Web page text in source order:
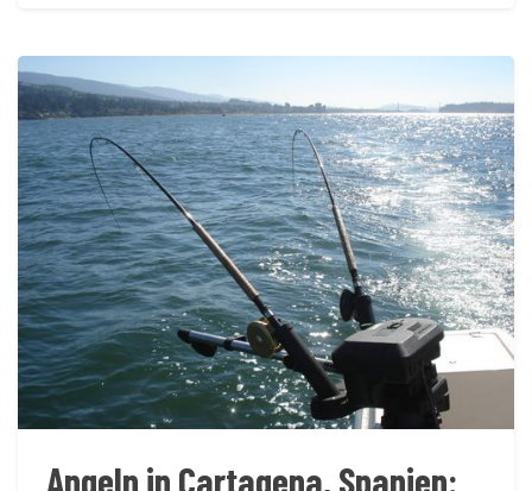
Angeln in Cartagena, Spanien: